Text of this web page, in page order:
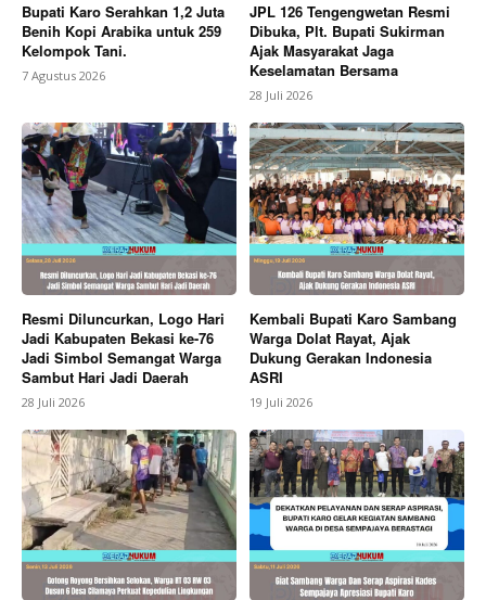
Subscription Plans
My account
Berita Lainnya Wabup Karo Terima Mahasiswa PKL
FISIP USU Tahun 2026
Bupati Karo Serahkan 1,2 Juta
Benih Kopi Arabika untuk 259
Kelompok Tani.
7 Agustus 2026
JPL 126 Tengengwetan Resmi
Dibuka, Plt. Bupati Sukirman
Ajak Masyarakat Jaga
Keselamatan Bersama
28 Juli 2026
Resmi Diluncurkan, Logo Hari
Jadi Kabupaten Bekasi ke-76
Jadi Simbol Semangat Warga
Sambut Hari Jadi Daerah
28 Juli 2026
Kembali Bupati Karo Sambang
Warga Dolat Rayat, Ajak
Dukung Gerakan Indonesia
ASRI
19 Juli 2026